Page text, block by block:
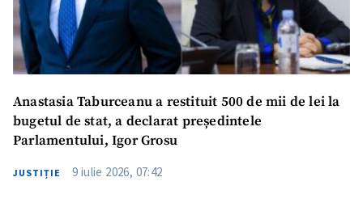
Anastasia Taburceanu a restituit 500 de mii de lei la
bugetul de stat, a declarat președintele
Parlamentului, Igor Grosu
JUSTIȚIE 9 iulie 2026, 07:42